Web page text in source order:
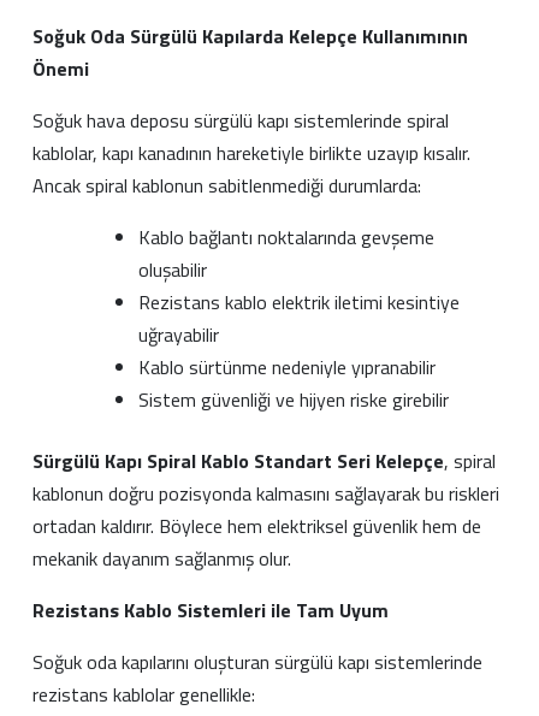
Soğuk Oda Sürgülü Kapılarda Kelepçe Kullanımının
Önemi
Soğuk hava deposu sürgülü kapı sistemlerinde spiral
kablolar, kapı kanadının hareketiyle birlikte uzayıp kısalır.
Ancak spiral kablonun sabitlenmediği durumlarda:
Kablo bağlantı noktalarında gevşeme
oluşabilir
Rezistans kablo elektrik iletimi kesintiye
uğrayabilir
Kablo sürtünme nedeniyle yıpranabilir
Sistem güvenliği ve hijyen riske girebilir
Sürgülü Kapı Spiral Kablo Standart Seri Kelepçe, spiral
kablonun doğru pozisyonda kalmasını sağlayarak bu riskleri
ortadan kaldırır. Böylece hem elektriksel güvenlik hem de
mekanik dayanım sağlanmış olur.
Rezistans Kablo Sistemleri ile Tam Uyum
Soğuk oda kapılarını oluşturan sürgülü kapı sistemlerinde
rezistans kablolar genellikle: